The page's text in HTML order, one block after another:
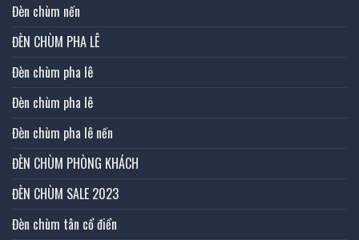
Đèn chùm nến
ĐÈN CHÙM PHA LÊ
Đèn chùm pha lê
Đèn chùm pha lê
Đèn chùm pha lê nến
ĐÈN CHÙM PHÒNG KHÁCH
ĐÈN CHÙM SALE 2023
Đèn chùm tân cổ điển